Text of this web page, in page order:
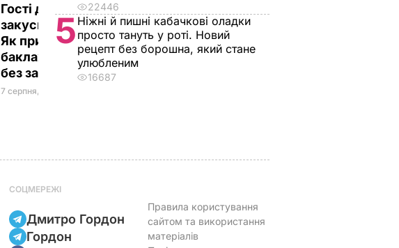
Гості думають, що це
закуска з ресторану.
Як приготувати ніжні
баклажанні рулетики
без зайвого жиру
7 серпня, 20.16
не буду". Драпатий
розповів, яку
професію обрав його
22446
5 Ніжні й пишні кабачкові оладки
просто тануть у роті. Новий
рецепт без борошна, який стане
улюбленим
16687
СОЦМЕРЕЖІ
Дмитро Гордон
Гордон
Правила користування
сайтом та використання
матеріалів